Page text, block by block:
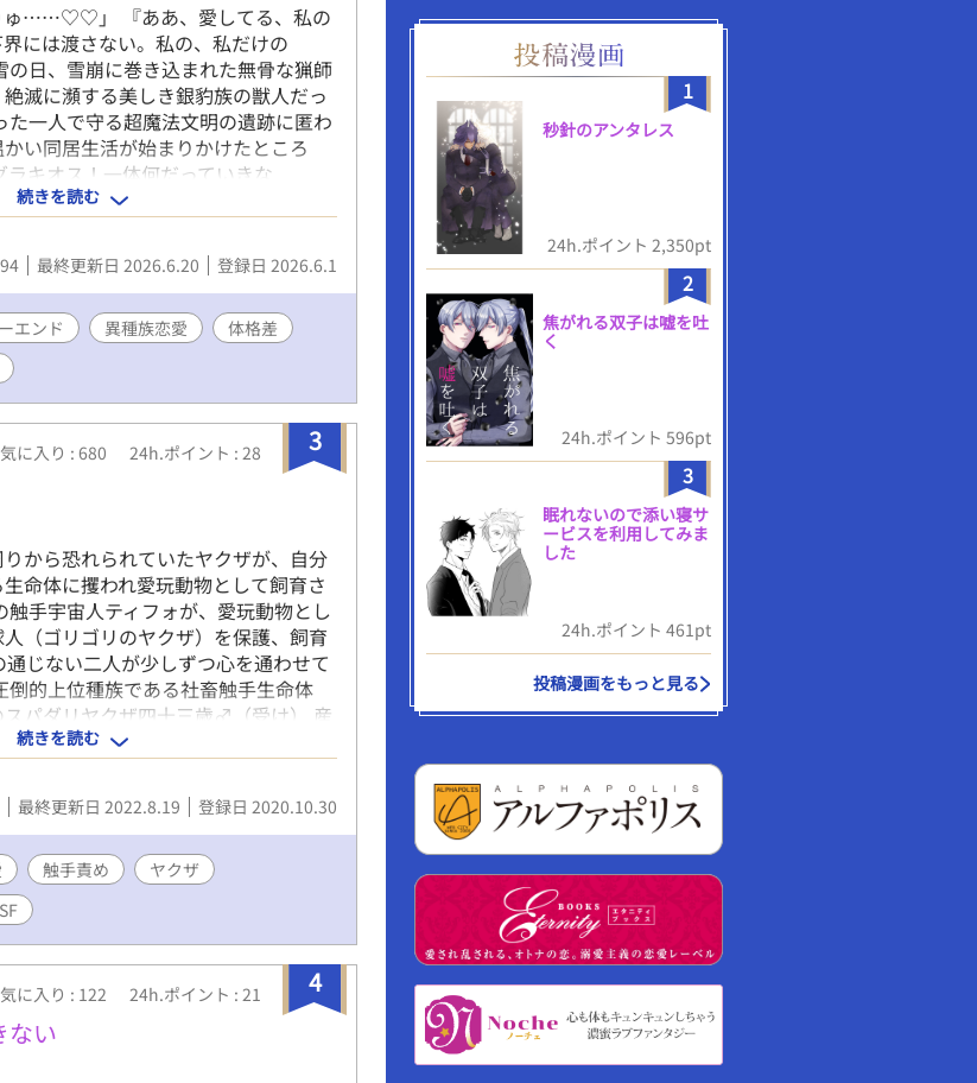
はかつて、平民出身のオーク男性と結
も違う相手だったが、 彼はその伴侶
食を焦がしてしまうところ 眠る前に
を、何よりも大切にしていた。 しか
の世を去っている。 現在ガスパール
族街から少し離れた、二階建ての小
が、掃除が行き届き、静かな温もり
毎日のように墓参りを欠かさない。 そ
現在、 街の流通を取り仕切る代表的な
忙な職務の合間にも、 洗濯、掃除、料
をすべて自分でこなす。 仕事、家
く、静かな日々。 ――あなたが現れる
ゅ……♡♡」 『ああ、愛してる、私の
には渡さない。私の、私だけの
、雪崩に巻き込まれた無骨な猟師
滅に瀕する美しき銀豹族の獣人だっ
た一人で守る超魔法文明の遺跡に匿わ
い同居生活が始まりかけたところ
キオス！一体何だっていきな
は……マタタビの粉だ』 降りかかる
るイヌハッカ！なぜか転ばしてくる
ませるための古代文献！ 興奮する友
へ帰るも、村人からの裏切りに遭い、
彼を待っていたのは、規格外のデカ
、夜毎の過酷すぎる肉体拡張の快楽
もふユキヒョウ獣人×男気猟師 白銀
」泡吹き潮吹き異種族溺愛開発BL！
姦」「肉体改造」「肛門拡張」「異
出産」「♡喘ぎ」「連続絶頂潮吹き」
の流血・内臓解体・皮剥ぎ」「胸糞
」「偽装自殺」ほかが含まれます。
つき、最後まで安心してお楽しみい
は1日1話19:10更新。
続きを読む
最終更新日 2026.6.20 登録日 2026.6.1
エンド 異種族恋愛
体格差
3
に入り : 680 24h.ポイント : 28
から恐れられていたヤクザが、自分
命体に攫われ愛玩動物として飼育さ
手宇宙人ティフォが、愛玩動物とし
（ゴリゴリのヤクザ）を保護、飼育
じない二人が少しずつ心を通わせて
倒的上位種族である社畜触手生命体
スパダリヤクザ四十三歳♂（受け） 産
報が渋滞している二人ですが、読みす
ど、見た目が化け物の触手宇宙人も
えてくるから、あら不思議。かわい
に切なく、ときにイチャコラな胸キュ
現代SF（少し不思議）。溺愛ハピエ
ズで本編完結済みの転載です。（本
ロジーに寄稿していた番外編を加筆
続きを読む
最終更新日 2022.8.19 登録日 2020.10.30
触手責め
ヤクザ
4
に入り : 122 24h.ポイント : 21
ない
1
秒針のアンタレス
24h.ポイント 2,350pt
2
焦がれる双子は嘘を吐
く
24h.ポイント 596pt
3
眠れないので添い寝サ
ービスを利用してみま
した
24h.ポイント 461pt
投稿漫画をもっと見る